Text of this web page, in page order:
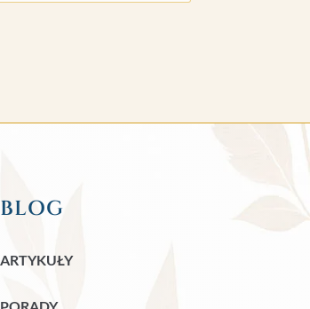
BLOG
ARTYKUŁY
PORADY